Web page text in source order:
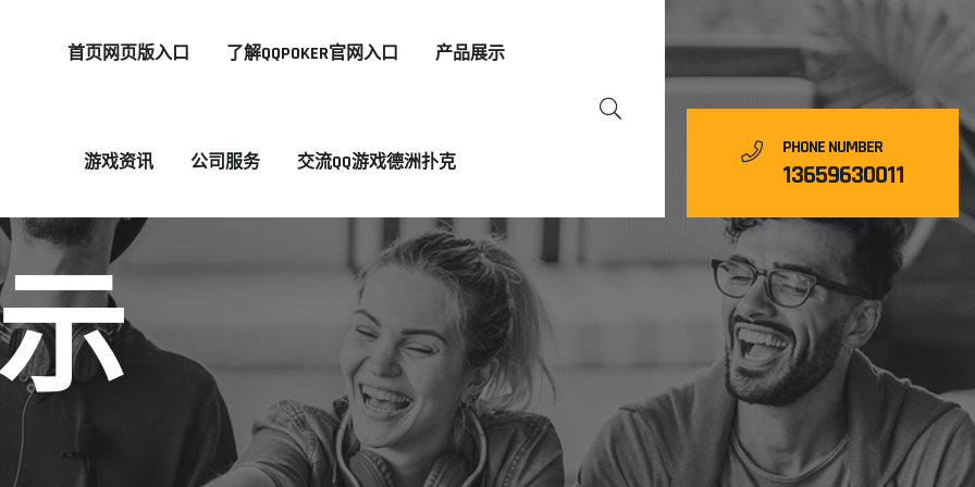
首页网页版入口 了解QQPOKER官网入口 产品展示
游戏资讯 公司服务 交流QQ游戏德洲扑克
PHONE NUMBER
13659630011